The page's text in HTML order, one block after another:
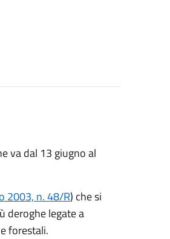
va dal 13 giugno al
2003, n. 48/R) che si
deroghe legate a
forestali.